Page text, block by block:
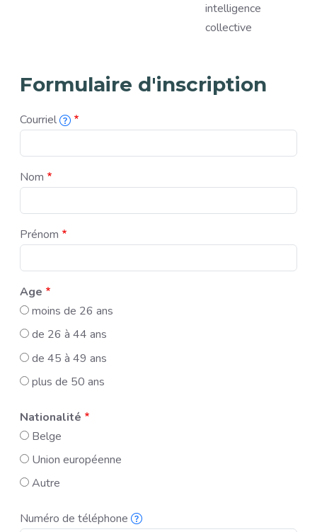
intelligence
collective
Formulaire d'inscription
Courriel
Nom
Prénom
Age
moins de 26 ans
de 26 à 44 ans
de 45 à 49 ans
plus de 50 ans
Nationalité
Belge
Union européenne
Autre
Numéro de téléphone